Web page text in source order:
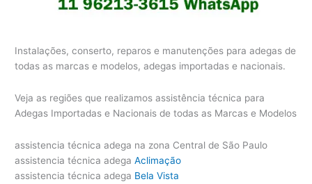
Instalações, conserto, reparos e manutenções para adegas de
todas as marcas e modelos, adegas importadas e nacionais.
Veja as regiões que realizamos assistência técnica para
Adegas Importadas e Nacionais de todas as Marcas e Modelos
assistencia técnica adega na zona Central de São Paulo
assistencia técnica adega Aclimação
assistencia técnica adega Bela Vista